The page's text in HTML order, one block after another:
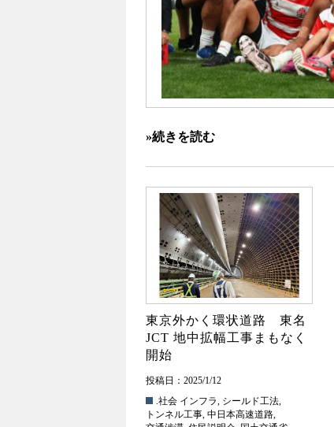
»続きを読む
東京外かく環状道路 東名
JCT 地中拡幅工事まもなく
開始
投稿日：2025/1/12
.社会 インフラ, シールド工法,
トンネル工事, 中日本高速道路,